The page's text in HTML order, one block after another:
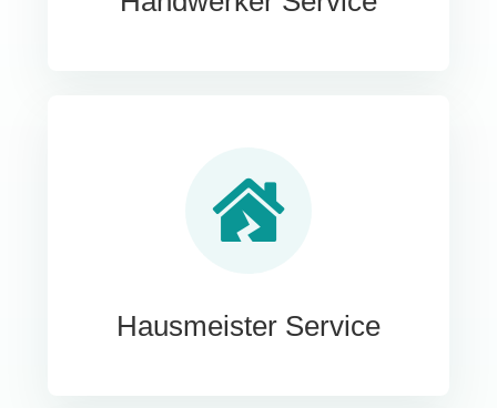
Hausmeister Service